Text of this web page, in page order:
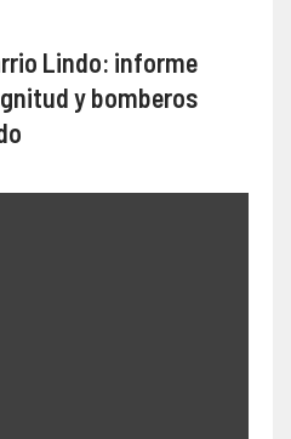
Lindo: informe
y bomberos